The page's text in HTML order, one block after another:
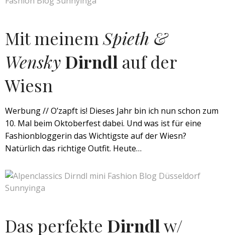
Mit meinem Spieth &
WenskyDirndl auf der
Wiesn
Werbung // O’zapft is! Dieses Jahr bin ich nun schon zum
10. Mal beim Oktoberfest dabei. Und was ist für eine
Fashionbloggerin das Wichtigste auf der Wiesn?
Natürlich das richtige Outfit. Heute…
Das perfekte Dirndlw/